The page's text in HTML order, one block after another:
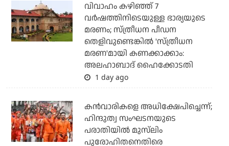
വിവാഹം കഴിഞ്ഞ് 7
വര്‍ഷത്തിനിടെയുള്ള ഭാര്യയുടെ
മരണം; സ്ത്രീധന പീഡന
തെളിവുണ്ടെങ്കില്‍ 'സ്ത്രീധന
മരണ'മായി കണക്കാക്കാം:
അലഹാബാദ് ഹൈക്കോടതി
1 day ago
കന്‍വാരികളെ അധിക്ഷേപിച്ചെന്ന്;
ഹിന്ദുത്വ സംഘടനയുടെ
പരാതിയില്‍ മുസ്‌ലിം
പുരോഹിതനെതിരെ